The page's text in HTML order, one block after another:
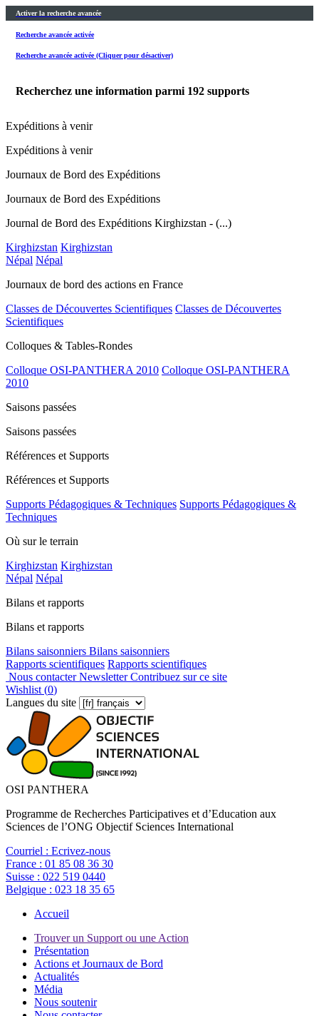
Activer la recherche avancée
Recherche avancée activée
Recherche avancée activée (Cliquer pour désactiver)
Recherchez une information parmi 192 supports
Expéditions à venir
Expéditions à venir
Journaux de Bord des Expéditions
Journaux de Bord des Expéditions
Journal de Bord des Expéditions Kirghizstan - (...)
Kirghizstan Kirghizstan
Népal Népal
Journaux de bord des actions en France
Classes de Découvertes Scientifiques Classes de Découvertes
Scientifiques
Colloques & Tables-Rondes
Colloque OSI-PANTHERA 2010 Colloque OSI-PANTHERA
2010
Saisons passées
Saisons passées
Références et Supports
Références et Supports
Supports Pédagogiques & Techniques Supports Pédagogiques &
Techniques
Où sur le terrain
Kirghizstan Kirghizstan
Népal Népal
Bilans et rapports
Bilans et rapports
Bilans saisonniers Bilans saisonniers
Rapports scientifiques Rapports scientifiques
Nous contacterNewsletterContribuez sur ce site
Wishlist (0)
Langues du site
OSI PANTHERA
Programme de Recherches Participatives et d’Education aux
Sciences de l’ONG Objectif Sciences International
Courriel : Ecrivez-nous
France : 01 85 08 36 30
Suisse : 022 519 0440
Belgique : 023 18 35 65
Accueil
Trouver un Support ou une Action
Présentation
Actions et Journaux de Bord
Actualités
Média
Nous soutenir